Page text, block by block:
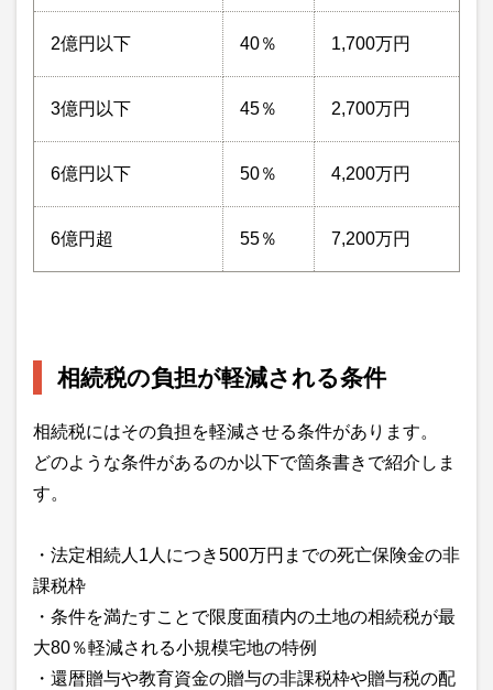
2億円以下 40％ 1,700万円
3億円以下 45％ 2,700万円
6億円以下 50％ 4,200万円
6億円超 55％ 7,200万円
相続税の負担が軽減される条件
相続税にはその負担を軽減させる条件があります。
どのような条件があるのか以下で箇条書きで紹介しま
す。
・法定相続人1人につき500万円までの死亡保険金の非
課税枠
・条件を満たすことで限度面積内の土地の相続税が最
大80％軽減される小規模宅地の特例
・還暦贈与や教育資金の贈与の非課税枠や贈与税の配